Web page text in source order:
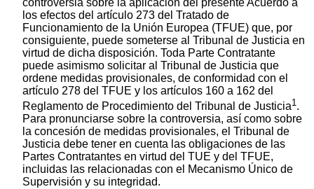
controversia sobre la aplicación del presente Acuerdo a
los efectos del artículo 273 del Tratado de
Funcionamiento de la Unión Europea (TFUE) que, por
consiguiente, puede someterse al Tribunal de Justicia en
virtud de dicha disposición. Toda Parte Contratante
puede asimismo solicitar al Tribunal de Justicia que
ordene medidas provisionales, de conformidad con el
artículo 278 del TFUE y los artículos 160 a 162 del
Reglamento de Procedimiento del Tribunal de Justicia1.
Para pronunciarse sobre la controversia, así como sobre
la concesión de medidas provisionales, el Tribunal de
Justicia debe tener en cuenta las obligaciones de las
Partes Contratantes en virtud del TUE y del TFUE,
incluidas las relacionadas con el Mecanismo Único de
Supervisión y su integridad.